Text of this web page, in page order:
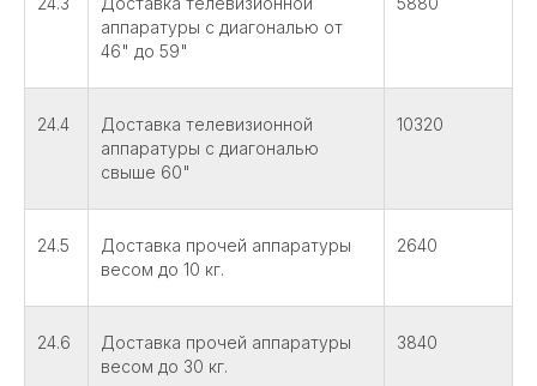
аппаратуры с диагональю от
46" до 59"
24.4
Доставка телевизионной
аппаратуры с диагональю
свыше 60"
10320
24.5
Доставка прочей аппаратуры
весом до 10 кг.
2640
24.6
Доставка прочей аппаратуры
весом до 30 кг.
3840